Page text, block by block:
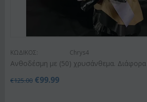
ΚΩΔΙΚΟΣ: Chrys4
Ανθοδέσμη με (50) χρυσάνθεμα.
€125.00 €99.99